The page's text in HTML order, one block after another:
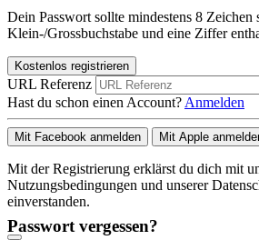
Dein Passwort sollte mindestens 8 Zeichen
Klein-/Grossbuchstabe und eine Ziffer
Kostenlos registrieren
URL Referenz
Hast du schon einen Account? Anmelden
Mit Facebook anmelden Mit Apple
Mit der Registrierung erklärst du dich mit
Nutzungsbedingungen und unserer
einverstanden.
Passwort vergessen?